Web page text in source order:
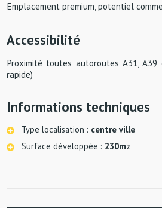
Emplacement premium, potentiel
Accessibilité
Proximité toutes autoroutes A31, A39
rapide)
Informations techniques
Type localisation : centre ville
Surface développée : 230m2